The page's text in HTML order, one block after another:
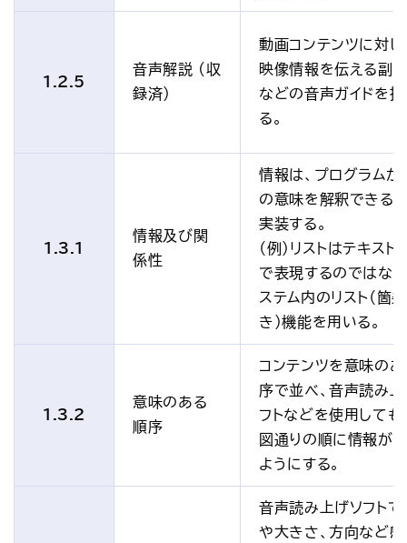
1.2.5
音声解説 (収
録済)
動画コンテンツに対し
映像情報を伝える副
などの音声ガイドを
る。
1.3.1
情報及び関
係性
情報は、プログラムが
の意味を解釈できる
実装する。
（例）リストはテキストの
で表現するのではなく
ステム内のリスト（箇
き）機能を用いる。
1.3.2
意味のある
順序
コンテンツを意味の
序で並べ、音声読み上
フトなどを使用しても
図通りの順に情報が
ようにする。
音声読み上げソフトで
や大きさ、方向など